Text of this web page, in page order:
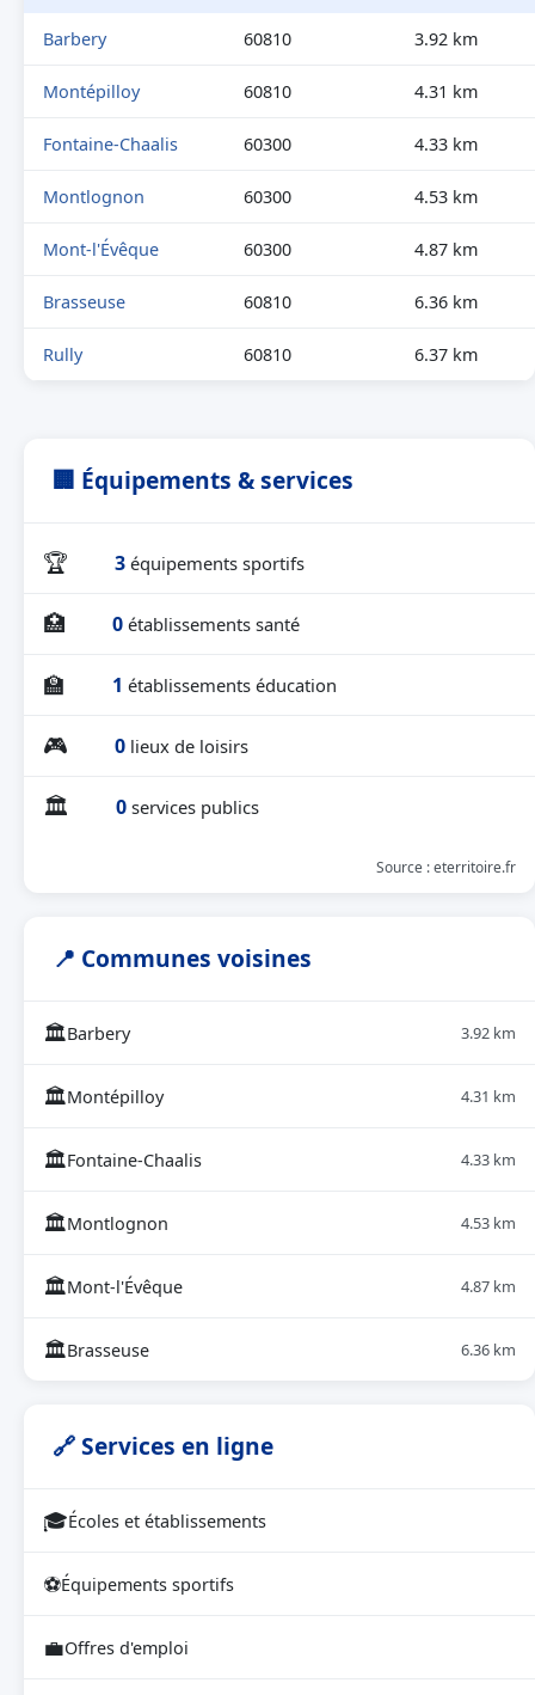
Barbery 60810 3.92 km
Montépilloy 60810 4.31 km
Fontaine-Chaalis 60300 4.33 km
Montlognon 60300 4.53 km
Mont-l'Évêque 60300 4.87 km
Brasseuse 60810 6.36 km
Rully 60810 6.37 km
🏢 Équipements & services
🏆 3 équipements sportifs
🏥 0 établissements santé
🏫 1 établissements éducation
🎮 0 lieux de loisirs
🏛 0 services publics
Source : eterritoire.fr
📍 Communes voisines
🏛Barbery 3.92 km
🏛Montépilloy 4.31 km
🏛Fontaine-Chaalis 4.33 km
🏛Montlognon 4.53 km
🏛Mont-l'Évêque 4.87 km
🏛Brasseuse 6.36 km
🔗 Services en ligne
🎓Écoles et établissements
⚽Équipements sportifs
💼Offres d'emploi